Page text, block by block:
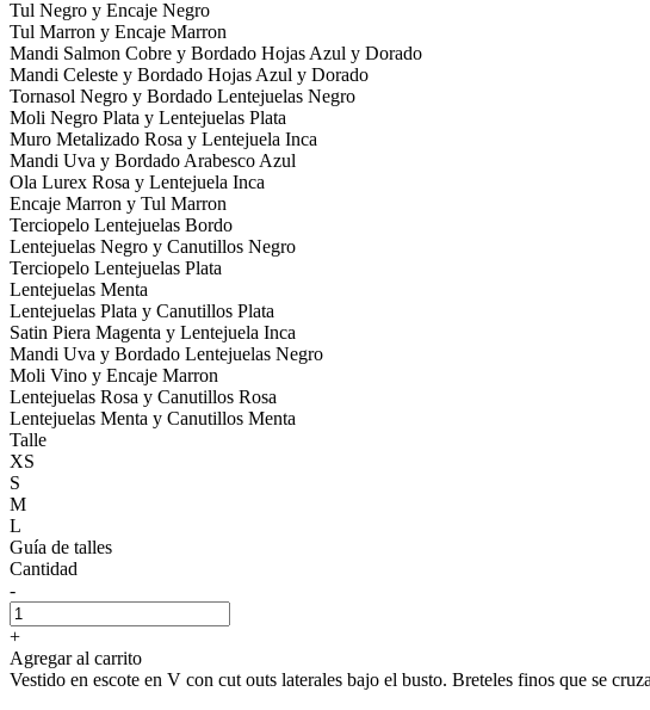
Tul Negro y Encaje Negro
Tul Marron y Encaje Marron
Mandi Salmon Cobre y Bordado Hojas Azul y Dorado
Mandi Celeste y Bordado Hojas Azul y Dorado
Tornasol Negro y Bordado Lentejuelas Negro
Moli Negro Plata y Lentejuelas Plata
Muro Metalizado Rosa y Lentejuela Inca
Mandi Uva y Bordado Arabesco Azul
Ola Lurex Rosa y Lentejuela Inca
Encaje Marron y Tul Marron
Terciopelo Lentejuelas Bordo
Lentejuelas Negro y Canutillos Negro
Terciopelo Lentejuelas Plata
Lentejuelas Menta
Lentejuelas Plata y Canutillos Plata
Satin Piera Magenta y Lentejuela Inca
Mandi Uva y Bordado Lentejuelas Negro
Moli Vino y Encaje Marron
Lentejuelas Rosa y Canutillos Rosa
Lentejuelas Menta y Canutillos Menta
Talle
XS
S
M
L
Guía de talles
Cantidad
-
+
Agregar al carrito
Vestido en escote en V con cut outs laterales bajo el busto. Breteles finos que se